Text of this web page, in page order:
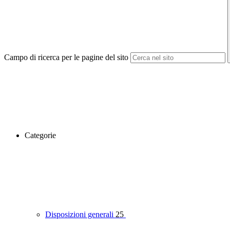
Campo di ricerca per le pagine del sito
Categorie
Disposizioni generali 25